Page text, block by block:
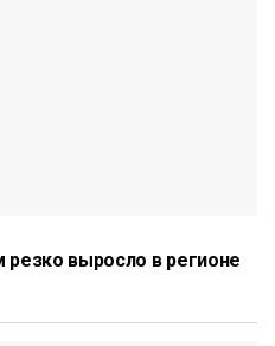
выросло в регионе